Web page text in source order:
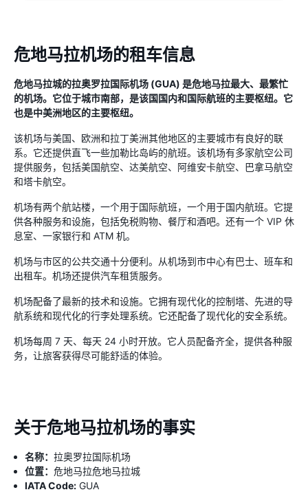
危地马拉机场的租车信息
危地马拉城的拉奥罗拉国际机场 (GUA) 是危地马拉最大、最繁忙
的机场。它位于城市南部，是该国国内和国际航班的主要枢纽。它
也是中美洲地区的主要枢纽。
该机场与美国、欧洲和拉丁美洲其他地区的主要城市有良好的联
系。它还提供直飞一些加勒比岛屿的航班。该机场有多家航空公司
提供服务，包括美国航空、达美航空、阿维安卡航空、巴拿马航空
和塔卡航空。
机场有两个航站楼，一个用于国际航班，一个用于国内航班。它提
供各种服务和设施，包括免税购物、餐厅和酒吧。还有一个 VIP 休
息室、一家银行和 ATM 机。
机场与市区的公共交通十分便利。从机场到市中心有巴士、班车和
出租车。机场还提供汽车租赁服务。
机场配备了最新的技术和设施。它拥有现代化的控制塔、先进的导
航系统和现代化的行李处理系统。它还配备了现代化的安全系统。
机场每周 7 天、每天 24 小时开放。它人员配备齐全，提供各种服
务，让旅客获得尽可能舒适的体验。
关于危地马拉机场的事实
名称： 拉奥罗拉国际机场
位置： 危地马拉危地马拉城
IATA Code: GUA